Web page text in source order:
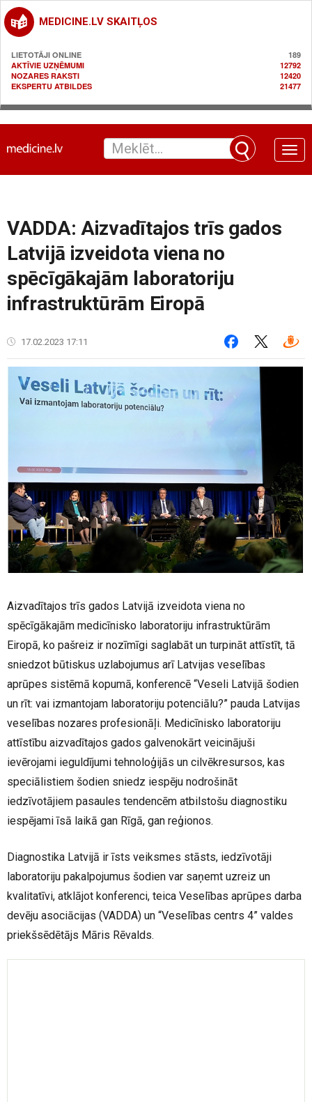
MEDICINE.LV SKAITĻOS
LIETOTĀJI ONLINE
189
AKTĪVIE UZŅĒMUMI
12792
NOZARES RAKSTI
12420
EKSPERTU ATBILDES
21477
Toggle
VADDA: Aizvadītajos trīs gados
Latvijā izveidota viena no
spēcīgākajām laboratoriju
infrastruktūrām Eiropā
17.02.2023 17:11
Aizvadītajos trīs gados Latvijā izveidota viena no
spēcīgākajām medicīnisko laboratoriju infrastruktūrām
Eiropā, ko pašreiz ir nozīmīgi saglabāt un turpināt attīstīt, tā
sniedzot būtiskus uzlabojumus arī Latvijas veselības
aprūpes sistēmā kopumā, konferencē “Veseli Latvijā šodien
un rīt: vai izmantojam laboratoriju potenciālu?” pauda Latvijas
veselības nozares profesionāļi. Medicīnisko laboratoriju
attīstību aizvadītajos gados galvenokārt veicinājuši
ievērojami ieguldījumi tehnoloģijās un cilvēkresursos, kas
speciālistiem šodien sniedz iespēju nodrošināt
iedzīvotājiem pasaules tendencēm atbilstošu diagnostiku
iespējami īsā laikā gan Rīgā, gan reģionos.
Diagnostika Latvijā ir īsts veiksmes stāsts, iedzīvotāji
laboratoriju pakalpojumus šodien var saņemt uzreiz un
kvalitatīvi, atklājot konferenci, teica Veselības aprūpes darba
devēju asociācijas (VADDA) un “Veselības centrs 4” valdes
priekšsēdētājs Māris Rēvalds.